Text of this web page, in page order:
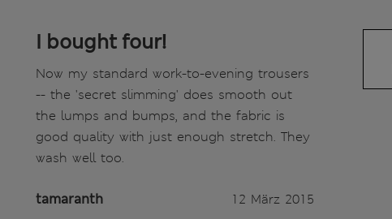
I bought four!
Now my standard work-to-evening trousers
-- the 'secret slimming' does smooth out
the lumps and bumps, and the fabric is
good quality with just enough stretch. They
wash well too.
tamaranth 12 März 2015